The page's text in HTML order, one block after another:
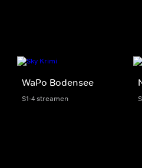
WaPo Bodensee
S1-4 streamen